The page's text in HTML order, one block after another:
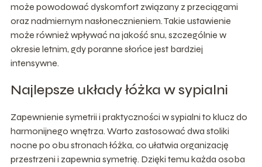
może powodować dyskomfort związany z przeciągami
oraz nadmiernym nasłonecznieniem. Takie ustawienie
może również wpływać na jakość snu, szczególnie w
okresie letnim, gdy poranne słońce jest bardziej
intensywne.
Najlepsze układy łóżka w sypialni
Zapewnienie symetrii i praktyczności w sypialni to klucz do
harmonijnego wnętrza. Warto zastosować dwa stoliki
nocne po obu stronach łóżka, co ułatwia organizację
przestrzeni i zapewnia symetrię. Dzięki temu każda osoba